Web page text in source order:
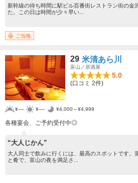
新幹線の待ち時間に駅ビル百番街レストラン街の金
た。この日は時間が少々早い...
ご当地
29 米清あら川
富山／居酒屋
5.0
(口コミ 2件)
¥---- ¥---- ¥4,000～¥4,999
各種宴会、ご予約受付中◎
“大人じかん”
大人同士で飲みに行くには、最高のスポットです。
と肴で、富山の夜を満足さ...